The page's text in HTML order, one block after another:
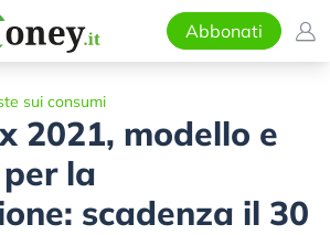
Abbonati
sui consumi
2021, modello e
la
scadenza il 30